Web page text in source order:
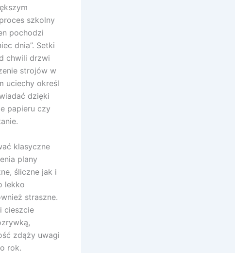
szkolny
pochodzi
dnia”. Setki
chwili drzwi
strojów w
uciechy określ
dzięki
papieru czy
klasyczne
plany
śliczne jak i
lekko
straszne.
cieszcie
zdąży uwagi
rok.